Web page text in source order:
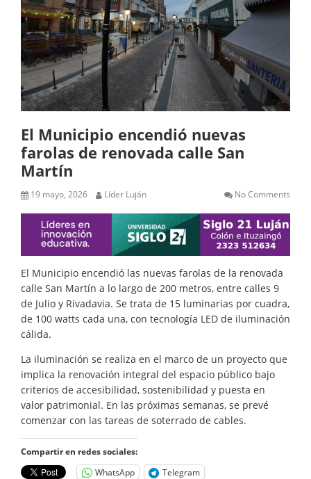
El Municipio encendió nuevas
farolas de renovada calle San
Martín
19 mayo, 2026 Líder Luján No Comments
El Municipio encendió las nuevas farolas de la renovada
calle San Martín a lo largo de 200 metros, entre calles 9
de Julio y Rivadavia. Se trata de 15 luminarias por cuadra,
de 100 watts cada una, con tecnología LED de iluminación
cálida.
La iluminación se realiza en el marco de un proyecto que
implica la renovación integral del espacio público bajo
criterios de accesibilidad, sostenibilidad y puesta en
valor patrimonial. En las próximas semanas, se prevé
comenzar con las tareas de soterrado de cables.
Compartir en redes sociales:
WhatsApp
Telegram